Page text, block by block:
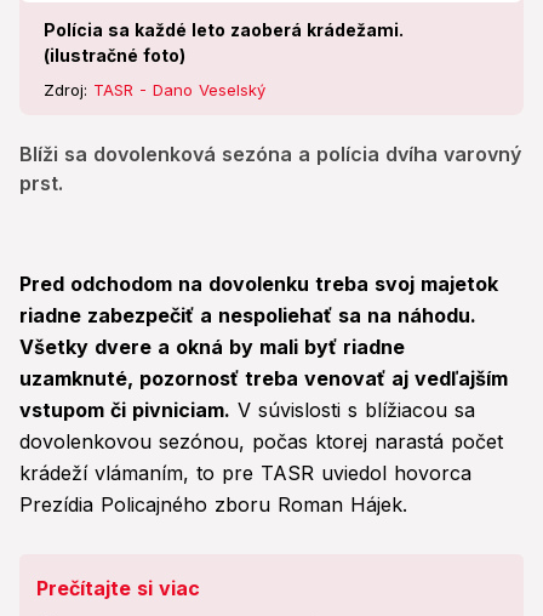
Polícia sa každé leto zaoberá krádežami.
(ilustračné foto)
Zdroj: TASR - Dano Veselský
Blíži sa dovolenková sezóna a polícia dvíha varovný
prst.
Pred odchodom na dovolenku treba svoj majetok
riadne zabezpečiť a nespoliehať sa na náhodu.
Všetky dvere a okná by mali byť riadne
uzamknuté, pozornosť treba venovať aj vedľajším
vstupom či pivniciam. V súvislosti s blížiacou sa
dovolenkovou sezónou, počas ktorej narastá počet
krádeží vlámaním, to pre TASR uviedol hovorca
Prezídia Policajného zboru Roman Hájek.
Prečítajte si viac